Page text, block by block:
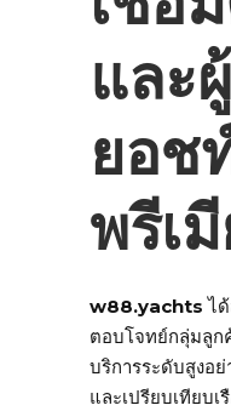
และ
ยอช
พรีเ
w88.yachts ไ
ตอบโจทย์กลุ่มลูก
บริการระดับสูงอ
และเปรียบเทียบ